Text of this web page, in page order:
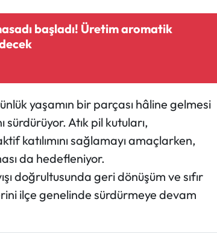
başladı! Üretim aromatik
yaşamın bir parçası hâline gelmesi
sürdürüyor. Atık pil kutuları,
katılımını sağlamayı amaçlarken,
da hedefleniyor.
doğrultusunda geri dönüşüm ve sıfır
ilçe genelinde sürdürmeye devam